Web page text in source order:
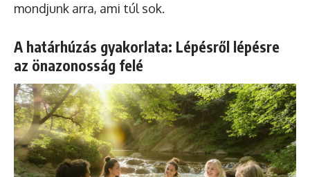
mondjunk arra, ami túl sok.
A határhúzás gyakorlata: Lépésről lépésre
az önazonosság felé